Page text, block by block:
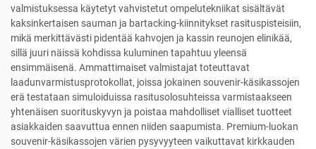
valmistuksessa käytetyt vahvistetut ompelutekniikat sisältävät
kaksinkertaisen sauman ja bartacking-kiinnitykset rasituspisteisiin,
mikä merkittävästi pidentää kahvojen ja kassin reunojen elinikää,
sillä juuri näissä kohdissa kuluminen tapahtuu yleensä
ensimmäisenä. Ammattimaiset valmistajat toteuttavat
laadunvarmistusprotokollat, joissa jokainen souvenir-käsikassojen
erä testataan simuloiduissa rasitusolosuhteissa varmistaakseen
yhtenäisen suorituskyvyn ja poistaa mahdolliset vialliset tuotteet
asiakkaiden saavuttua ennen niiden saapumista. Premium-luokan
souvenir-käsikassojen värien pysyvyyteen vaikuttavat kirkkauden